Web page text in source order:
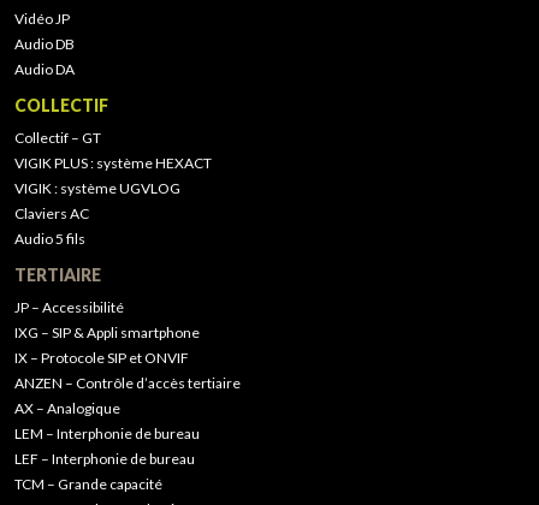
Vidéo JP
Audio DB
Audio DA
COLLECTIF
Collectif – GT
VIGIK PLUS : système HEXACT
VIGIK : système UGVLOG
Claviers AC
Audio 5 fils
TERTIAIRE
JP – Accessibilité
IXG – SIP & Appli smartphone
IX – Protocole SIP et ONVIF
ANZEN – Contrôle d’accès tertiaire
AX – Analogique
LEM – Interphonie de bureau
LEF – Interphonie de bureau
TCM – Grande capacité